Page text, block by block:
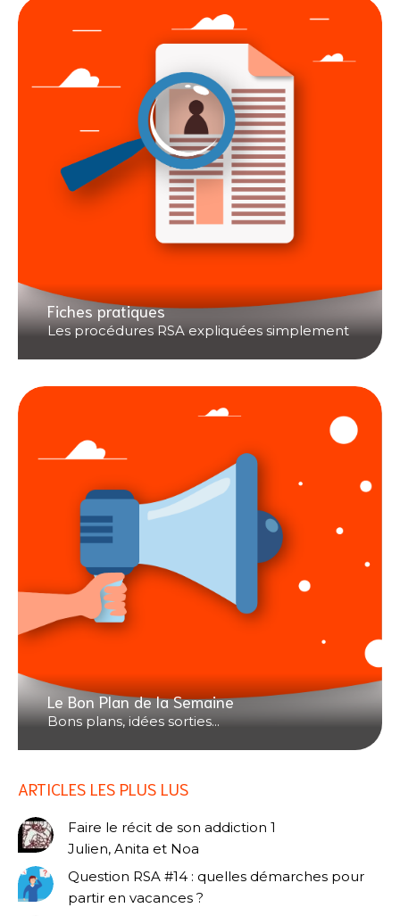
Fiches pratiques
Les procédures RSA expliquées simplement
Le Bon Plan de la Semaine
Bons plans, idées sorties...
ARTICLES LES PLUS LUS
Faire le récit de son addiction 1
Julien, Anita et Noa
Question RSA #14 : quelles démarches pour
partir en vacances ?